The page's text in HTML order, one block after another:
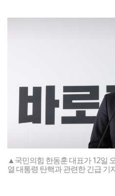
▲국민의힘 한동훈 대표가 12일
열 대통령 탄핵과 관련한 긴급 기